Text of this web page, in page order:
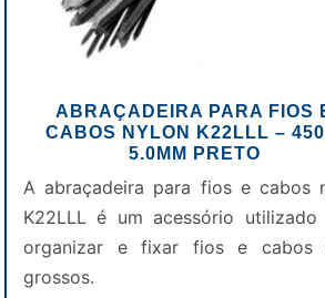
ABRAÇADEIRA PARA FIOS
CABOS NYLON K22LLL –
5.0MM PRETO
A abraçadeira para fios e cabos
K22LLL é um acessório utilizado
organizar e fixar fios e cabos
grossos.